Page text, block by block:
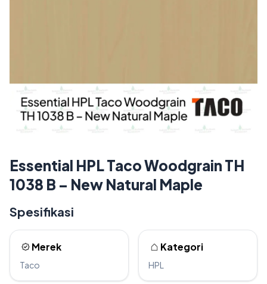
Essential HPL Taco Woodgrain TH
1038 B – New Natural Maple
Spesifikasi
Merek
Taco
Kategori
HPL